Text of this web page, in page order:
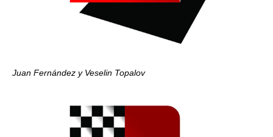
Juan Fernández y Veselin Topalov